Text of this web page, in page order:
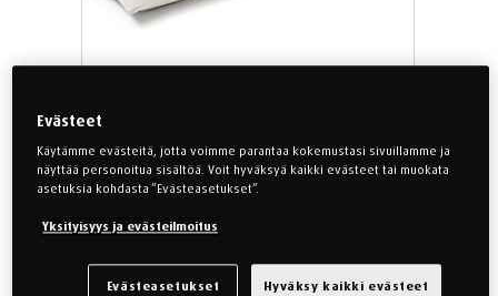
TEMPUR Long Hug - vartalotyyny
Evästeet
Käytämme evästeitä, jotta voimme parantaa kokemustasi sivuillamme ja
näyttää personoitua sisältöä. Voit hyväksyä kaikki evästeet tai muokata
asetuksia kohdasta ”Evästeasetukset”.
Yksityisyys ja evästeilmoitus
Hyväksy kaikki evästeet
Evästeasetukset